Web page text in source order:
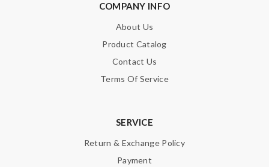
COMPANY INFO
About Us
Product Catalog
Contact Us
Terms Of Service
SERVICE
Return & Exchange Policy
Payment